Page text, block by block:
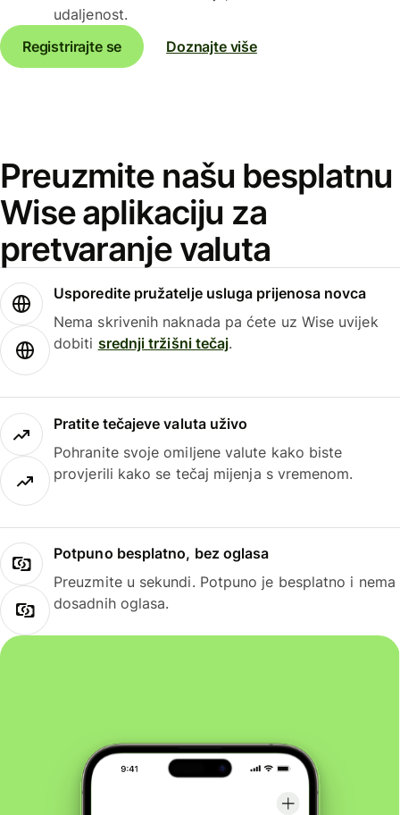
udaljenost.
Registrirajte se
Doznajte više
Preuzmite našu besplatnu
Wise aplikaciju za
pretvaranje valuta
Usporedite pružatelje usluga prijenosa novca
Nema skrivenih naknada pa ćete uz Wise uvijek
dobiti srednji tržišni tečaj.
Pratite tečajeve valuta uživo
Pohranite svoje omiljene valute kako biste
provjerili kako se tečaj mijenja s vremenom.
Potpuno besplatno, bez oglasa
Preuzmite u sekundi. Potpuno je besplatno i nema
dosadnih oglasa.